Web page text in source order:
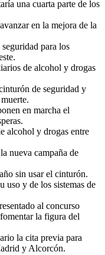
una cuarta parte de los
en la mejora de la
para los
de alcohol y drogas
de seguridad y
en marcha el
alcohol y drogas entre
nueva campaña de
sin usar el cinturón.
uso y de los sistemas de
al concurso
la figura del
la cita previa para
y Alcorcón.